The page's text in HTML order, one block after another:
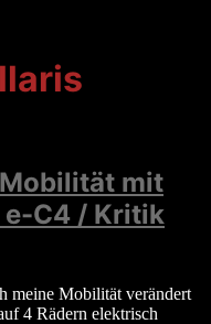
mit
e-C4 / Kritik
meine Mobilität verändert
4 Rädern elektrisch